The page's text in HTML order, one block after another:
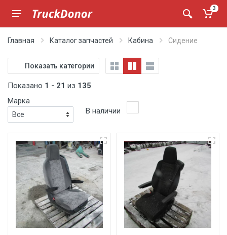
3
Главная Каталог запчастей Кабина Сидение
Показать категории
Показано 1 - 21 из 135
Марка
В наличии